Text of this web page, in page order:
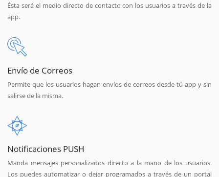
Ésta será el medio directo de contacto con los usuarios a través de la
app.
Envío de Correos
Permite que los usuarios hagan envíos de correos desde tú app y sin
salirse de la misma.
Notificaciones PUSH
Manda mensajes personalizados directo a la mano de los usuarios.
Los puedes automatizar o dejar programados a través de un portal